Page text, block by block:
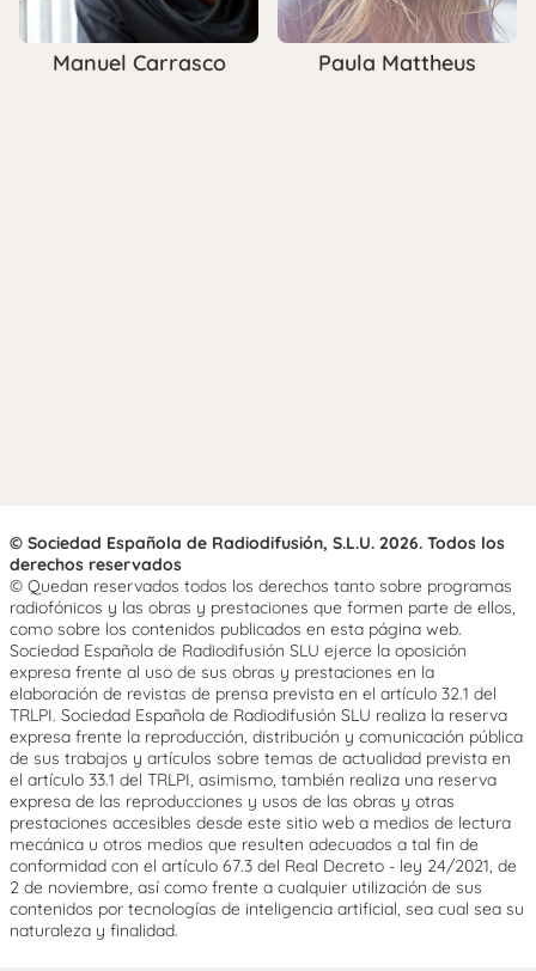
Manuel Carrasco Paula Mattheus
© Sociedad Española de Radiodifusión, S.L.U. 2026. Todos los
derechos reservados
© Quedan reservados todos los derechos tanto sobre programas
radiofónicos y las obras y prestaciones que formen parte de ellos,
como sobre los contenidos publicados en esta página web.
Sociedad Española de Radiodifusión SLU ejerce la oposición
expresa frente al uso de sus obras y prestaciones en la
elaboración de revistas de prensa prevista en el artículo 32.1 del
TRLPI. Sociedad Española de Radiodifusión SLU realiza la reserva
expresa frente la reproducción, distribución y comunicación pública
de sus trabajos y artículos sobre temas de actualidad prevista en
el artículo 33.1 del TRLPI, asimismo, también realiza una reserva
expresa de las reproducciones y usos de las obras y otras
prestaciones accesibles desde este sitio web a medios de lectura
mecánica u otros medios que resulten adecuados a tal fin de
conformidad con el artículo 67.3 del Real Decreto - ley 24/2021, de
2 de noviembre, así como frente a cualquier utilización de sus
contenidos por tecnologías de inteligencia artificial, sea cual sea su
naturaleza y finalidad.